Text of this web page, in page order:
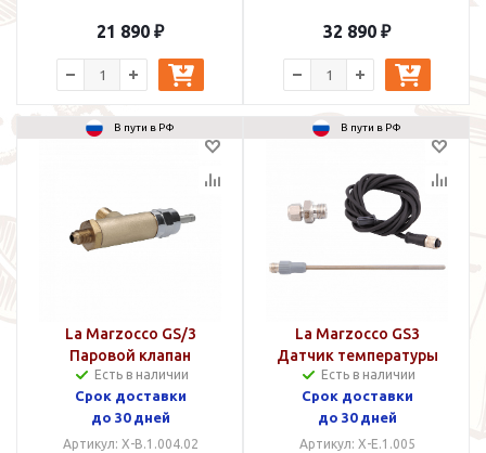
21 890 ₽ 32 890 ₽
В пути в РФ
La Marzocco GS/3
Паровой клапан
Есть в наличии
Срок доставки
до 30 дней
Артикул: X-B.1.004.02
В пути в РФ
La Marzocco GS3
Датчик температуры
Есть в наличии
Срок доставки
до 30 дней
Артикул: X-E.1.005